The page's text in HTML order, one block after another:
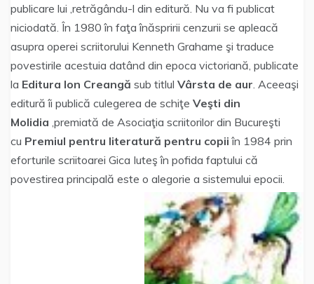
publicare lui ,retrăgându-l din editură. Nu va fi publicat
niciodată. În 1980 în faţa înăspririi cenzurii se apleacă
asupra operei scriitorului Kenneth Grahame şi traduce
povestirile acestuia datând din epoca victoriană, publicate
la Editura Ion Creangă sub titlul Vârsta de aur . Aceeaşi
editură îi publică culegerea de schiţe Veşti din
Molidia ,premiată de Asociaţia scriitorilor din Bucureşti
cu Premiul pentru literatură pentru copiiîn 1984 prin
eforturile scriitoarei Gica Iuteş în pofida faptului că
povestirea principală este o alegorie a sistemului epocii.